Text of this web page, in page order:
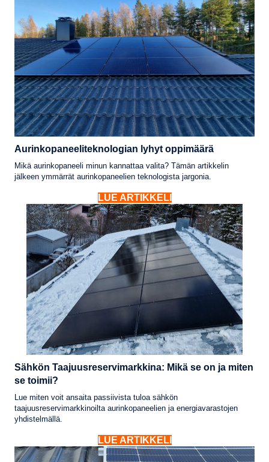
Aurinkopaneeliteknologian lyhyt oppimäärä
Mikä aurinkopaneeli minun kannattaa valita? Tämän artikkelin
jälkeen ymmärrät aurinkopaneelien teknologista jargonia.
LUE ARTIKKELI
Sähkön Taajuusreservimarkkina: Mikä se on ja miten
se toimii?
Lue miten voit ansaita passiivista tuloa sähkön
taajuusreservimarkkinoilta aurinkopaneelien ja energiavarastojen
yhdistelmällä.
LUE ARTIKKELI